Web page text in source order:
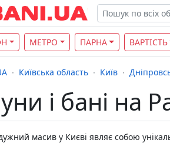
МЕТРО ПАРНА ВАРТІСТЬ
Київська область Київ
і бані на
масив у Києві являє собою